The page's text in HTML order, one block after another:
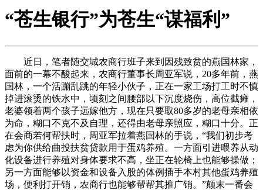
“苍生银行”为苍生“谋福利”
近日，笔者随交城农商行班子来到因残致贫的燕国林家，
面前的一幕不酸起来，农商行董事长周亚军说，20多年前，燕
国林，一个活蹦乱跳的年轻小伙子，正在一家工场打工时不慎
掉进滚烫的铁水中，顷刻之间腰部以下沉度烧伤，高位截瘫，
老婆领着两个孩子远嫁他方，现在只要取80多岁的老母亲相依
为命，糊口不克不及自理，还得由老母亲照应，糊口十分。正
在会商若何帮扶时，周亚军拉着燕国林的手说，“我们初步考
虑为你供给曲投扶贫贷款用于蛋鸡养殖。一方面引进喂养从动
化设备进行养殖对身体要求不高，坐正在轮椅上也能够操做；
另一方面能够以资金和设备入股的体例插手本村其他蛋鸡养殖
场，便利打开销，农商行也能够帮帮其推广销。”颠末一番会